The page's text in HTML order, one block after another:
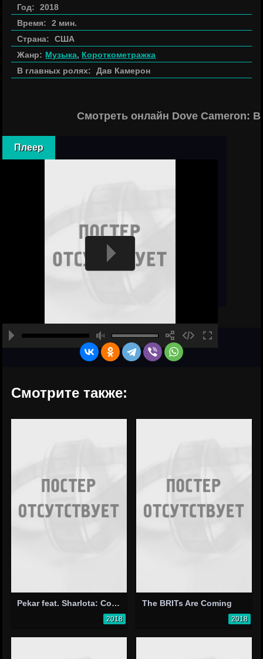
Год:
2018
Время:
2 мин.
Страна:
США
Жанр: Музыка, Короткометражка
В главных ролях:
Дав Камерон
Смотреть онлайн Dove Cameron:
Плеер
Смотрите также:
Pekar feat. Sharlota: Co kdyz?
2018
The BRITs Are Coming
2018